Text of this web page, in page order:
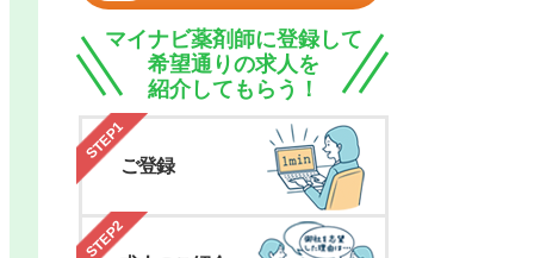
マイナビ薬剤師に登録して
希望通りの求人を
紹介してもらう！
STEP1
ご登録
STEP2